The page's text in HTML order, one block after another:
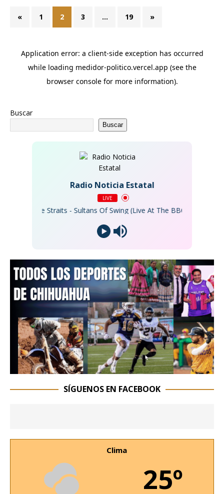
« 1 2 3 … 19 »
Buscar
Buscar
Radio Noticia Estatal
LIVE
Dire Straits - Sultans Of Swing (Live At The BBC)
SÍGUENOS EN FACEBOOK
Clima
25º